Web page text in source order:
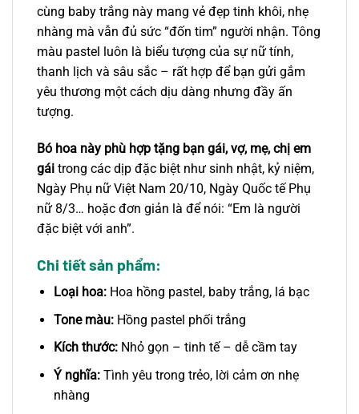
cùng baby trắng này mang vẻ đẹp tinh khôi, nhẹ
nhàng mà vẫn đủ sức “đốn tim” người nhận. Tông
màu pastel luôn là biểu tượng của sự nữ tính,
thanh lịch và sâu sắc – rất hợp để bạn gửi gắm
yêu thương một cách dịu dàng nhưng đầy ấn
tượng.
Bó hoa này phù hợp tặng bạn gái, vợ, mẹ, chị em
gái trong các dịp đặc biệt như sinh nhật, kỷ niệm,
Ngày Phụ nữ Việt Nam 20/10, Ngày Quốc tế Phụ
nữ 8/3… hoặc đơn giản là để nói: “Em là người
đặc biệt với anh”.
Chi tiết sản phẩm:
Loại hoa:Hoa hồng pastel, baby trắng, lá bạc
Tone màu:Hồng pastel phối trắng
Kích thước:Nhỏ gọn – tinh tế – dễ cầm tay
Ý nghĩa:Tình yêu trong trẻo, lời cảm ơn nhẹ
nhàng